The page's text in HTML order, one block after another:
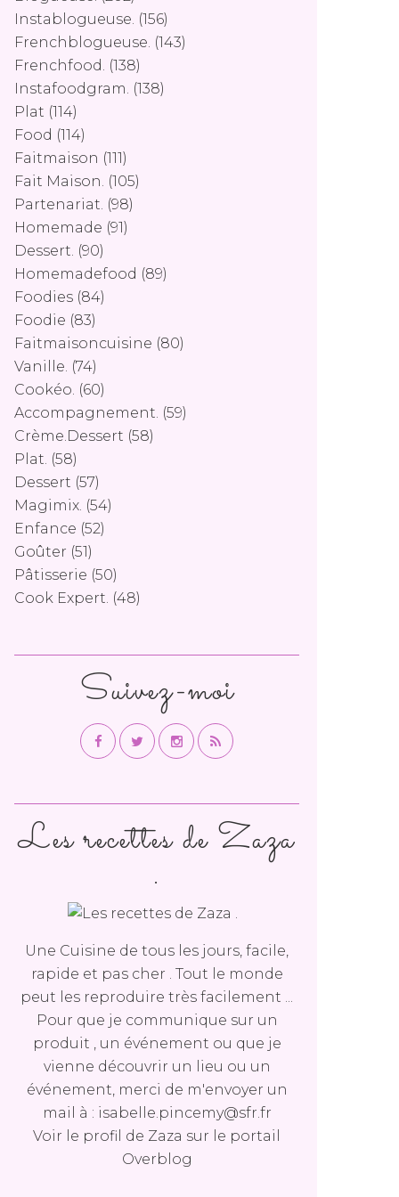
Instablogueuse. (156)
Frenchblogueuse. (143)
Frenchfood. (138)
Instafoodgram. (138)
Plat (114)
Food (114)
Faitmaison (111)
Fait Maison. (105)
Partenariat. (98)
Homemade (91)
Dessert. (90)
Homemadefood (89)
Foodies (84)
Foodie (83)
Faitmaisoncuisine (80)
Vanille. (74)
Cookéo. (60)
Accompagnement. (59)
Crème.dessert (58)
Plat. (58)
Dessert (57)
Magimix. (54)
Enfance (52)
Goûter (51)
Pâtisserie (50)
Cook Expert. (48)
Les recettes de Zaza
.
Une Cuisine de tous les jours, facile,
rapide et pas cher . Tout le monde
peut les reproduire très facilement ...
Pour que je communique sur un
produit , un événement ou que je
vienne découvrir un lieu ou un
événement, merci de m'envoyer un
mail à : isabelle.pincemy@sfr.fr
Voir le profil de Zaza sur le portail
Overblog
Suivez-moi